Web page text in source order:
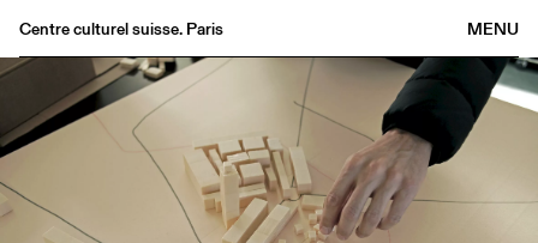
MENU
Centre culturel suisse. Paris
Bookshop
Buvette
Archives
Medias